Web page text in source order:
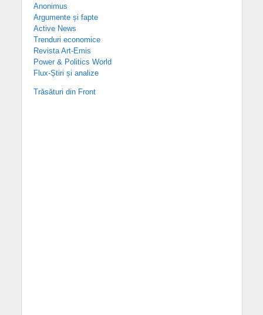
Anonimus
Argumente și fapte
Active News
Trenduri economice
Revista Art-Emis
Power & Politics World
Flux-Știri și analize
Trăsături din Front